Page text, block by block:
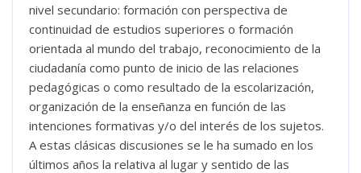
nivel secundario: formación con perspectiva de
continuidad de estudios superiores o formación
orientada al mundo del trabajo, reconocimiento de la
ciudadanía como punto de inicio de las relaciones
pedagógicas o como resultado de la escolarización,
organización de la enseñanza en función de las
intenciones formativas y/o del interés de los sujetos.
A estas clásicas discusiones se le ha sumado en los
últimos años la relativa al lugar y sentido de las